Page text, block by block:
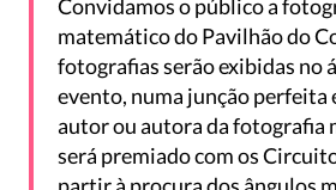
Convidamos o público a
matemático do Pavilhão do
fotografias serão exibidas no
evento, numa junção perfeita
autor ou autora da fotografia
será premiado com os